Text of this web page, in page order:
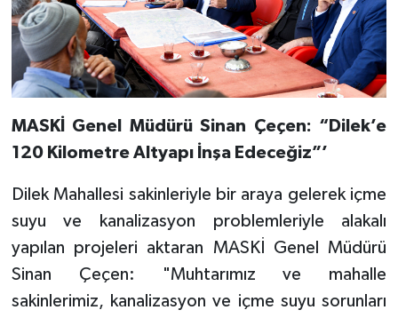
MASKİ Genel Müdürü Sinan Çeçen: “Dilek’e
120 Kilometre Altyapı İnşa Edeceğiz”’
Dilek Mahallesi sakinleriyle bir araya gelerek içme
suyu ve kanalizasyon problemleriyle alakalı
yapılan projeleri aktaran MASKİ Genel Müdürü
Sinan Çeçen: "Muhtarımız ve mahalle
sakinlerimiz, kanalizasyon ve içme suyu sorunları